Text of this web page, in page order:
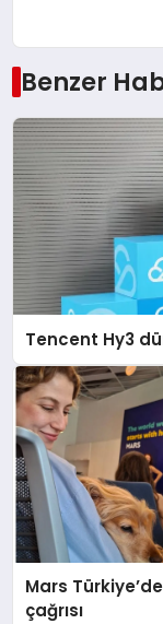
Benzer
Tencent Hy3
Mars
çağrısı